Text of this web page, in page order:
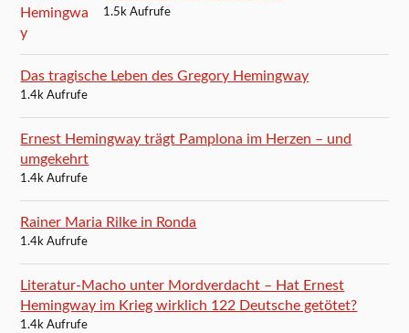
1.5k Aufrufe
Das tragische Leben des Gregory Hemingway
1.4k Aufrufe
Ernest Hemingway trägt Pamplona im Herzen – und
umgekehrt
1.4k Aufrufe
Rainer Maria Rilke in Ronda
1.4k Aufrufe
Literatur-Macho unter Mordverdacht – Hat Ernest
Hemingway im Krieg wirklich 122 Deutsche getötet?
1.4k Aufrufe